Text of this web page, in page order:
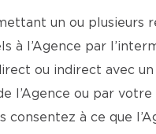
un ou plusieurs
à l’Agence par
ou indirect avec
l’Agence ou par
consentez à ce que